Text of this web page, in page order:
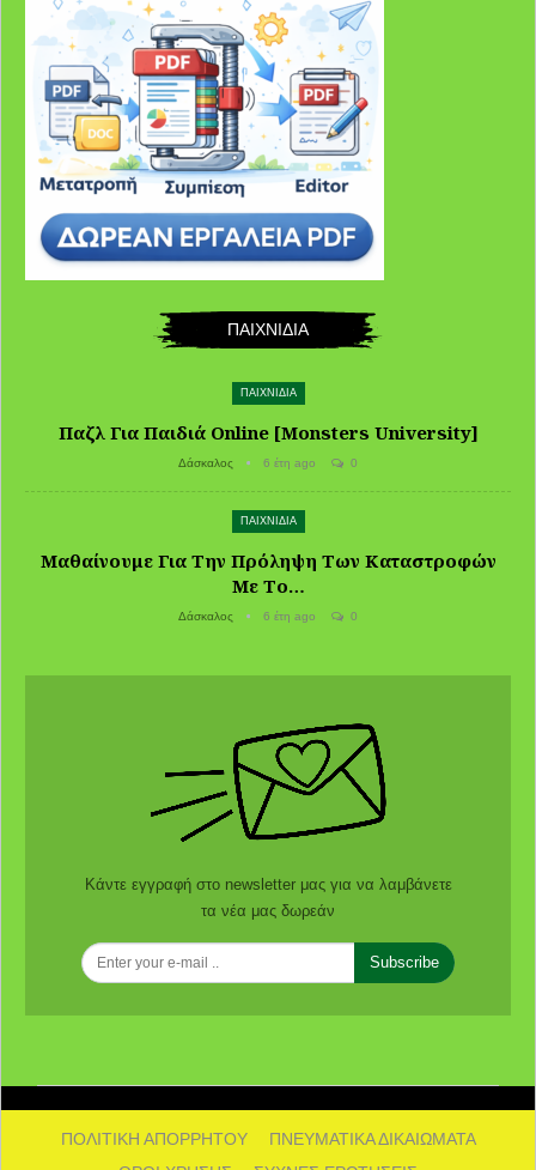
ΠΑΙΧΝΙΔΙΑ
ΠΑΙΧΝΙΔΙΑ
Παζλ Για Παιδιά Online [Monsters University]
Δάσκαλος 6 έτη ago 0
ΠΑΙΧΝΙΔΙΑ
Μαθαίνουμε Για Την Πρόληψη Των Καταστροφών
Με Το…
Δάσκαλος 6 έτη ago 0
Κάντε εγγραφή στο newsletter μας για να λαμβάνετε
τα νέα μας δωρεάν
Subscribe
ΠΟΛΙΤΙΚΗ ΑΠΟΡΡΗΤΟΥ
ΠΝΕΥΜΑΤΙΚΑ ΔΙΚΑΙΩΜΑΤΑ